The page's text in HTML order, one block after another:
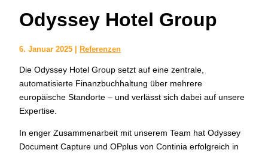
Odyssey Hotel Group
6. Januar 2025 |Referenzen
Die Odyssey Hotel Group setzt auf eine zentrale,
automatisierte Finanzbuchhaltung über mehrere
europäische Standorte – und verlässt sich dabei auf unsere
Expertise.
In enger Zusammenarbeit mit unserem Team hat Odyssey
Document Capture und OPplus von Continia erfolgreich in